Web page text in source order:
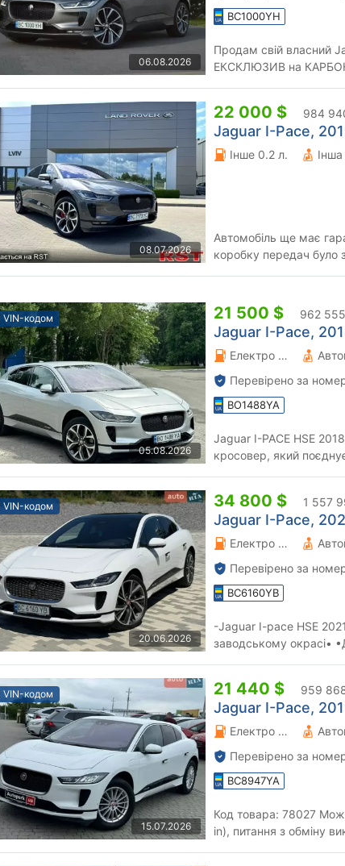
06.08.2026
BC1000YH
Продам свій власний
ЕКСКЛЮЗИВ на КАРБОН
08.07.2026
22 000 $ 984
Jaguar I-Pace,
Інше 0.2 л. Інша
Автомобіль ще має
коробку передач було
VIN-кодом
05.08.2026
21 500 $ 962
Jaguar I-Pace,
Електро 0 л.
Перевірено за
BO1488YA
Jaguar I-PACE HSE
кросовер, який
VIN-кодом
20.06.2026
34 800 $ 1 557
Jaguar I-Pace,
Електро 0 л.
Перевірено за
BC6160YB
-Jaguar I-pace HSE
заводському окрасі•
VIN-кодом
15.07.2026
21 440 $ 959
Jaguar I-Pace,
Електро 0 л.
Перевірено за
BC8947YA
Код товара: 78027 Можливий обмін на будь-яке авто (Trade-
in), питання з обміну